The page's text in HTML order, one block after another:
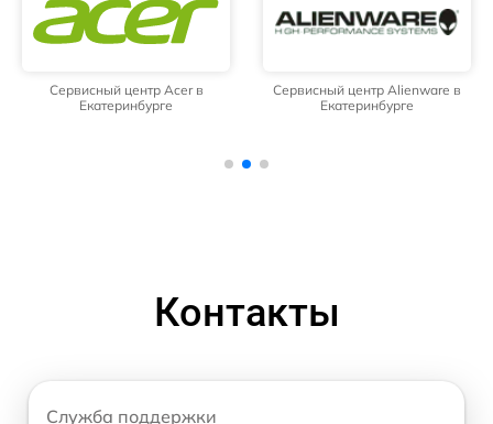
Сервисный центр Acer в
Екатеринбурге
Сервисный центр Alienware в
Екатеринбурге
Контакты
Служба поддержки